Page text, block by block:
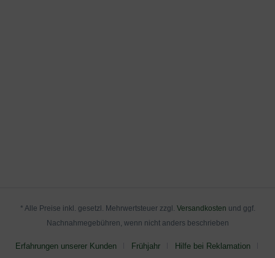
* Alle Preise inkl. gesetzl. Mehrwertsteuer zzgl. Versandkosten und ggf.
Nachnahmegebühren, wenn nicht anders beschrieben
Erfahrungen unserer Kunden Frühjahr Hilfe bei Reklamation